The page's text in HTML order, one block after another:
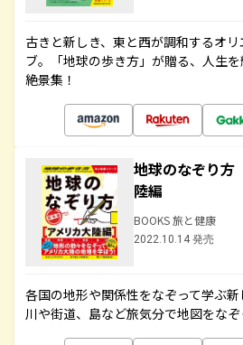
古きと新しき、東と西が調和するオ
ブ。「地球の歩き方」が贈る、人生
絶景集！
地球のなぞり
陸編
BOOKS 旅と健康
2022.10.14 発売
各国の地形や関係性をなぞって学ぶ新
川や街道、島など旅気分で地図をなぞ